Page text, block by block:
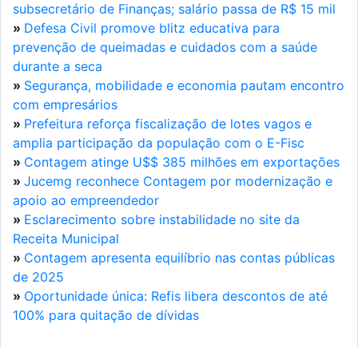
subsecretário de Finanças; salário passa de R$ 15 mil
» Defesa Civil promove blitz educativa para
prevenção de queimadas e cuidados com a saúde
durante a seca
» Segurança, mobilidade e economia pautam encontro
com empresários
» Prefeitura reforça fiscalização de lotes vagos e
amplia participação da população com o E-Fisc
» Contagem atinge U$$ 385 milhões em exportações
» Jucemg reconhece Contagem por modernização e
apoio ao empreendedor
» Esclarecimento sobre instabilidade no site da
Receita Municipal
» Contagem apresenta equilíbrio nas contas públicas
de 2025
» Oportunidade única: Refis libera descontos de até
100% para quitação de dívidas